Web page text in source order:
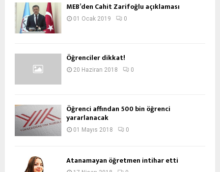
MEB’den Cahit Zarifoğlu açıklaması
01 Ocak 2019 0
Öğrenciler dikkat!
20 Haziran 2018 0
Öğrenci affından 500 bin öğrenci
yararlanacak
01 Mayıs 2018 0
Atanamayan öğretmen intihar etti